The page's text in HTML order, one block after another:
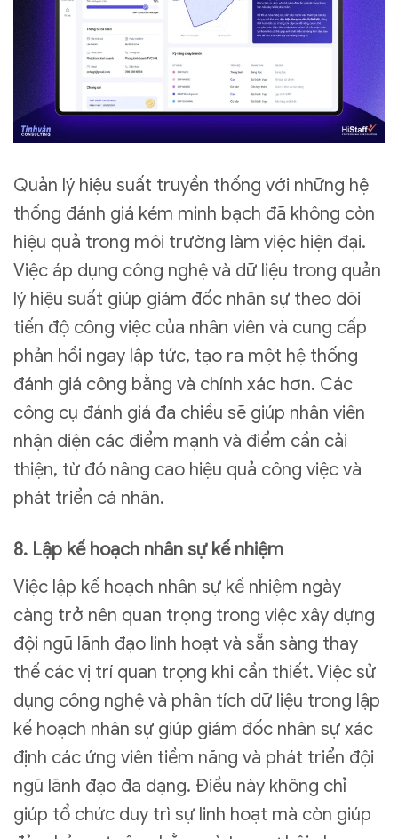
Quản lý hiệu suất truyền thống với những hệ
thống đánh giá kém minh bạch đã không còn
hiệu quả trong môi trường làm việc hiện đại.
Việc áp dụng công nghệ và dữ liệu trong quản
lý hiệu suất giúp giám đốc nhân sự theo dõi
tiến độ công việc của nhân viên và cung cấp
phản hồi ngay lập tức, tạo ra một hệ thống
đánh giá công bằng và chính xác hơn. Các
công cụ đánh giá đa chiều sẽ giúp nhân viên
nhận diện các điểm mạnh và điểm cần cải
thiện, từ đó nâng cao hiệu quả công việc và
phát triển cá nhân.
8. Lập kế hoạch nhân sự kế nhiệm
Việc lập kế hoạch nhân sự kế nhiệm ngày
càng trở nên quan trọng trong việc xây dựng
đội ngũ lãnh đạo linh hoạt và sẵn sàng thay
thế các vị trí quan trọng khi cần thiết. Việc sử
dụng công nghệ và phân tích dữ liệu trong lập
kế hoạch nhân sự giúp giám đốc nhân sự xác
định các ứng viên tiềm năng và phát triển đội
ngũ lãnh đạo đa dạng. Điều này không chỉ
giúp tổ chức duy trì sự linh hoạt mà còn giúp